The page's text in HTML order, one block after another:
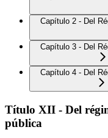
Capítulo 2 - Del
Capítulo 3 - Del
Capítulo 4 - Del
Título XII - Del
pública